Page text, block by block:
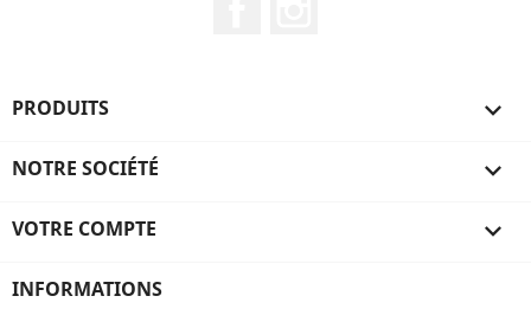
PRODUITS 
NOTRE SOCIÉTÉ 
VOTRE COMPTE 
INFORMATIONS